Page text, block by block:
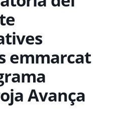
emmarcat
Avança